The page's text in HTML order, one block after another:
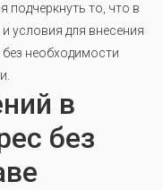
подчеркнуть то, что в
условия для внесения
необходимости
в
без